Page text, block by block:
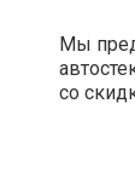
Мы
со